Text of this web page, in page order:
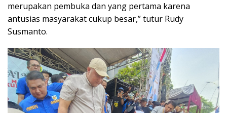
merupakan pembuka dan yang pertama karena
antusias masyarakat cukup besar,” tutur Rudy
Susmanto.